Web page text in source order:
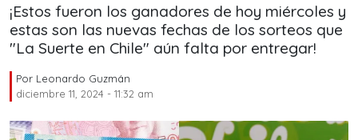
¡Estos fueron los ganadores de hoy miércoles y
estas son las nuevas fechas de los sorteos que
"La Suerte en Chile" aún falta por entregar!
Por Leonardo Guzmán
diciembre 11, 2024 - 11:32 am